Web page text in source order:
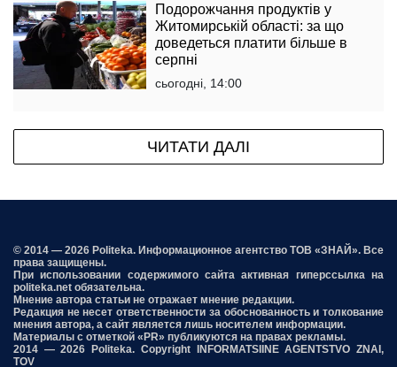
Подорожчання продуктів у
Житомирській області: за що
доведеться платити більше в
серпні
сьогодні, 14:00
ЧИТАТИ ДАЛІ
© 2014 — 2026 Politeka. Информационное агентство ТОВ «ЗНАЙ». Все
права защищены.
При использовании содержимого сайта активная гиперссылка на
politeka.net обязательна.
Мнение автора статьи не отражает мнение редакции.
Редакция не несет ответственности за обоснованность и толкование
мнения автора, а сайт является лишь носителем информации.
Материалы с отметкой «PR» публикуются на правах рекламы.
2014 — 2026 Politeka. Copyright INFORMATSIINE AGENTSTVO ZNAI,
TOV